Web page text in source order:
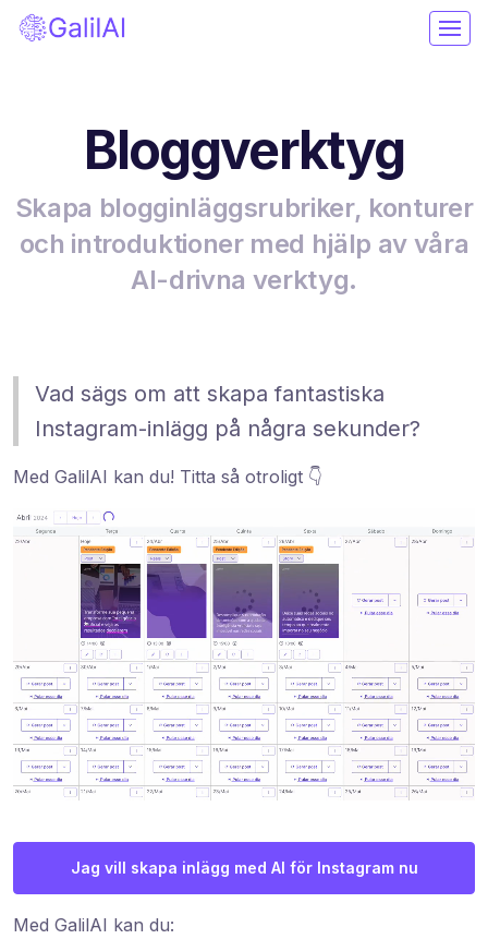
Bloggverktyg
Skapa blogginläggsrubriker, konturer
och introduktioner med hjälp av våra
AI-drivna verktyg.
Vad sägs om att skapa fantastiska
Instagram-inlägg på några sekunder?
Med GalilAI kan du! Titta så otroligt 👇
Jag vill skapa inlägg med AI för Instagram nu
Med GalilAI kan du: